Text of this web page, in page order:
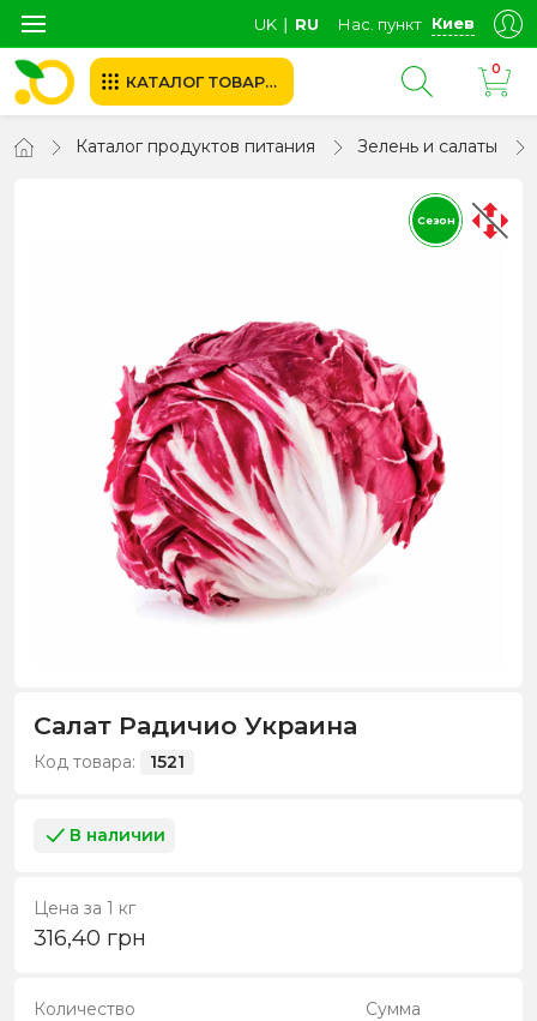
UK ∣ RU Нас. пункт Киев
КАТАЛОГ ТОВАРОВ
0
Каталог продуктов питания Зелень и салаты
Сезон
Салат Радичио Украина
Код товара: 1521
В наличии
Цена за 1 кг
316,40 грн
Количество Сумма